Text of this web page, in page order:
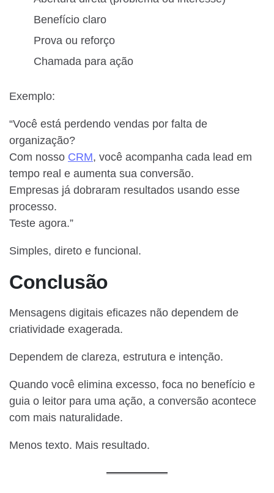
Benefício claro
Prova ou reforço
Chamada para ação
Exemplo:
“Você está perdendo vendas por falta de
organização?
Com nosso CRM, você acompanha cada lead em
tempo real e aumenta sua conversão.
Empresas já dobraram resultados usando esse
processo.
Teste agora.”
Simples, direto e funcional.
Conclusão
Mensagens digitais eficazes não dependem de
criatividade exagerada.
Dependem de clareza, estrutura e intenção.
Quando você elimina excesso, foca no benefício e
guia o leitor para uma ação, a conversão acontece
com mais naturalidade.
Menos texto. Mais resultado.